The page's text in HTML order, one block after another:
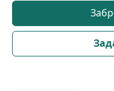
2) Урок починаємо
3) Разом проходимо
4) Повторюємо,
матеріалі.